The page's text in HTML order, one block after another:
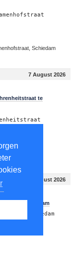
Schiedam
7 August 2026
te
7 August 2026
te Schiedam
Schiedam